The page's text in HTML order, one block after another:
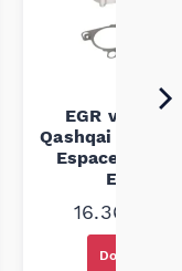
EGR ventil
Qashqai X-Trail
Espace 2.0
Engitech
16.360,00
Dodaj u